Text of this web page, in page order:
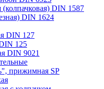
(колпачковая) DIN 1587
DIN 1624
DIN 127
125
DIN 9021
прижимная SP